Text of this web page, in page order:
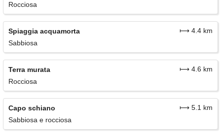
Rocciosa
Spiaggia acquamorta
⟼ 4.4 km
Sabbiosa
Terra murata
⟼ 4.6 km
Rocciosa
Capo schiano
⟼ 5.1 km
Sabbiosa e rocciosa